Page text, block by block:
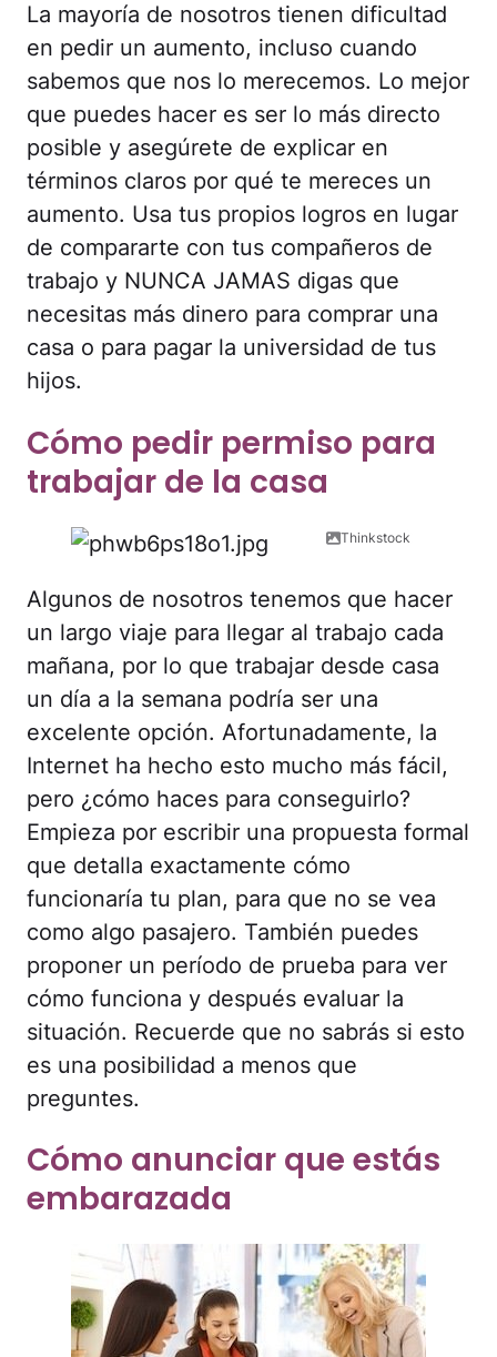
La mayoría de nosotros tienen dificultad
en pedir un aumento, incluso cuando
sabemos que nos lo merecemos. Lo mejor
que puedes hacer es ser lo más directo
posible y asegúrete de explicar en
términos claros por qué te mereces un
aumento. Usa tus propios logros en lugar
de compararte con tus compañeros de
trabajo y NUNCA JAMAS digas que
necesitas más dinero para comprar una
casa o para pagar la universidad de tus
hijos.
Cómo pedir permiso para
trabajar de la casa
Thinkstock
Algunos de nosotros tenemos que hacer
un largo viaje para llegar al trabajo cada
mañana, por lo que trabajar desde casa
un día a la semana podría ser una
excelente opción. Afortunadamente, la
Internet ha hecho esto mucho más fácil,
pero ¿cómo haces para conseguirlo?
Empieza por escribir una propuesta formal
que detalla exactamente cómo
funcionaría tu plan, para que no se vea
como algo pasajero. También puedes
proponer un período de prueba para ver
cómo funciona y después evaluar la
situación. Recuerde que no sabrás si esto
es una posibilidad a menos que
preguntes.
Cómo anunciar que estás
embarazada